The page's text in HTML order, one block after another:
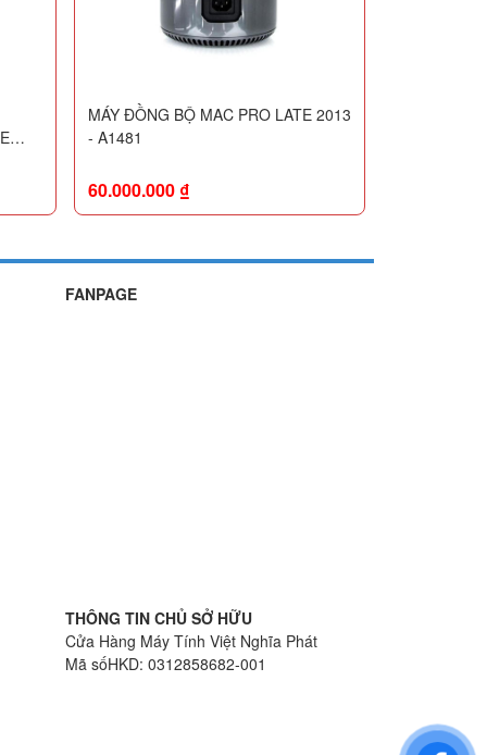
MÁY ĐỒNG BỘ MAC PRO LATE 2013
- A1481
60.000.000 ₫
FANPAGE
THÔNG TIN CHỦ SỞ HỮU
Cửa Hàng Máy Tính Việt Nghĩa Phát
Mã sốHKD: 0312858682-001